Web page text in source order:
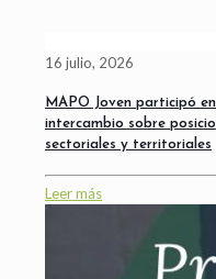
16 julio, 2026
MAPO Joven participó
intercambio sobre
sectoriales y territoriales
Leer más